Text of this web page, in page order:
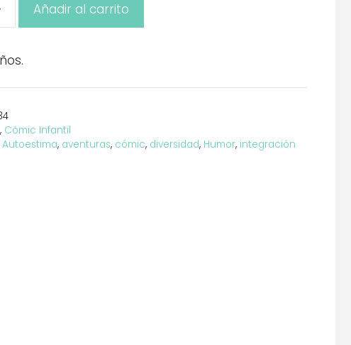
Añadir al carrito
, Cómic Infantil
Autoestima, aventuras, cómic, diversidad, Humor, integración